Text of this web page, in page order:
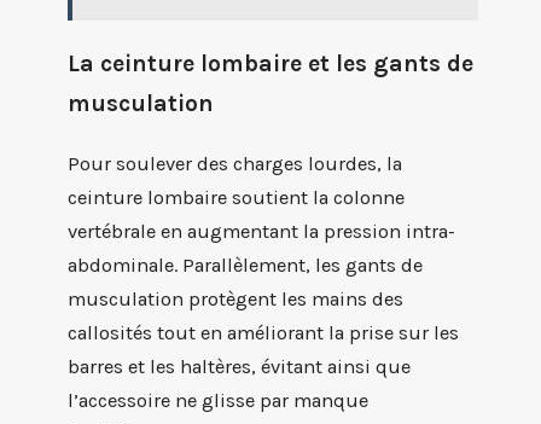
La ceinture lombaire et les gants de
musculation
Pour soulever des charges lourdes, la
ceinture lombaire soutient la colonne
vertébrale en augmentant la pression intra-
abdominale. Parallèlement, les gants de
musculation protègent les mains des
callosités tout en améliorant la prise sur les
barres et les haltères, évitant ainsi que
l’accessoire ne glisse par manque